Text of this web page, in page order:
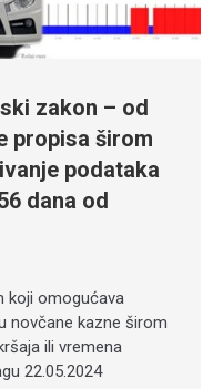
zakon – od
propisa širom
podataka
dana od
koji omogućava
novčane kazne širom
ili vremena
22.05.2024